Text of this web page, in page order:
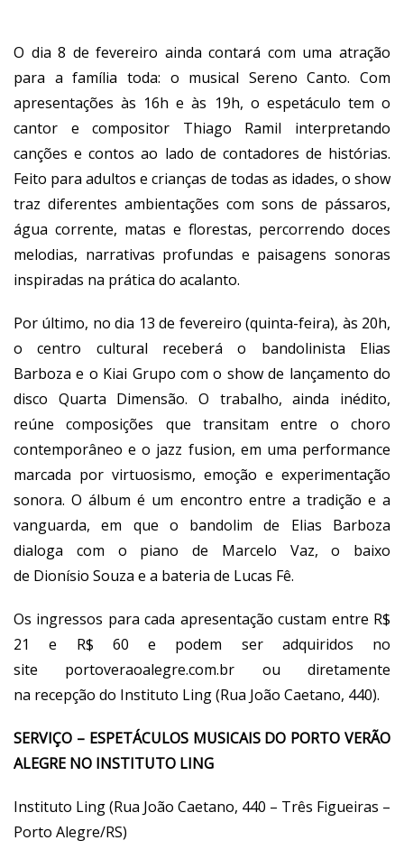
O dia 8 de fevereiro ainda contará com uma atração
para a família toda: o musical Sereno Canto. Com
apresentações às 16h e às 19h, o espetáculo tem o
cantor e compositor Thiago Ramil interpretando
canções e contos ao lado de contadores de histórias.
Feito para adultos e crianças de todas as idades, o show
traz diferentes ambientações com sons de pássaros,
água corrente, matas e florestas, percorrendo doces
melodias, narrativas profundas e paisagens sonoras
inspiradas na prática do acalanto.
Por último, no dia 13 de fevereiro (quinta-feira), às 20h,
o centro cultural receberá o bandolinista Elias
Barboza e o Kiai Grupo com o show de lançamento do
disco Quarta Dimensão. O trabalho, ainda inédito,
reúne composições que transitam entre o choro
contemporâneo e o jazz fusion, em uma performance
marcada por virtuosismo, emoção e experimentação
sonora. O álbum é um encontro entre a tradição e a
vanguarda, em que o bandolim de Elias Barboza
dialoga com o piano de Marcelo Vaz, o baixo
de Dionísio Souza e a bateria de Lucas Fê.
Os ingressos para cada apresentação custam entre R$
21 e R$ 60 e podem ser adquiridos no
site portoveraoalegre.com.br ou diretamente
na recepção do Instituto Ling (Rua João Caetano, 440).
SERVIÇO – ESPETÁCULOS MUSICAIS DO PORTO VERÃO
ALEGRE NO INSTITUTO LING
Instituto Ling (Rua João Caetano, 440 – Três Figueiras –
Porto Alegre/RS)